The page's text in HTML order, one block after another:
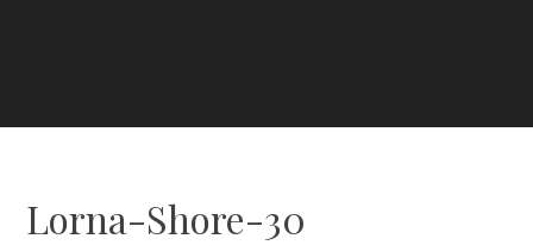
Lorna-Shore-30